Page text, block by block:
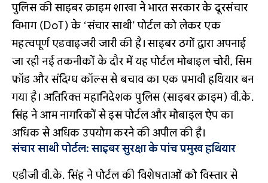
पुलिस की साइबर क्राइम शाखा ने भारत सरकार के दूरसंचार
विभाग (DoT) के ‘संचार साथी’ पोर्टल को लेकर एक
महत्वपूर्ण एडवाइजरी जारी की है। साइबर ठगों द्वारा अपनाई
जा रही नई तकनीकों के दौर में यह पोर्टल मोबाइल चोरी, सिम
फ्रॉड और संदिग्ध कॉल्स से बचाव का एक प्रभावी हथियार बन
गया है। अतिरिक्त महानिदेशक पुलिस (साइबर क्राइम) वी.के.
सिंह ने आम नागरिकों से इस पोर्टल और मोबाइल ऐप का
अधिक से अधिक उपयोग करने की अपील की है।
संचार साथी पोर्टल: साइबर सुरक्षा के पांच प्रमुख हथियार
एडीजी वी.के. सिंह ने पोर्टल की विशेषताओं को विस्तार से